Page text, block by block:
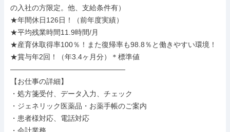
の入社の方限定。他、支給条件有）
★年間休日126日！（前年度実績）
★平均残業時間11.9時間/月
★産育休取得率100％！また復帰率も98.8％と働きやすい環境！
★賞与年2回！（年3.4ヶ月分）＊標準値
――――――――――――――――
【お仕事の詳細】
・処方箋受付、データ入力、チェック
・ジェネリック医薬品・お薬手帳のご案内
・患者様対応、電話対応